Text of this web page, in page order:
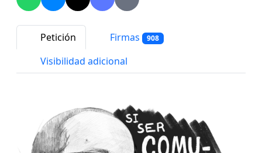
Petición Firmas 908
Visibilidad adicional